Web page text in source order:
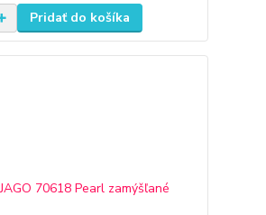
Pridať do košíka